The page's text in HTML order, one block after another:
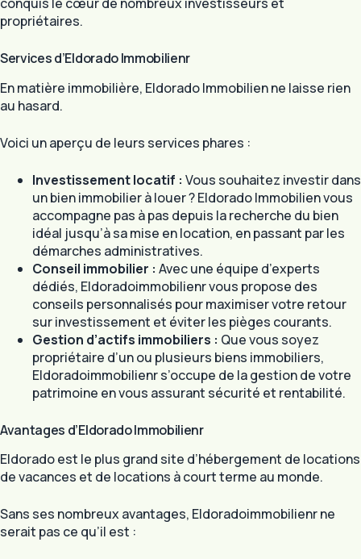
propriétaires.
Services d’Eldorado Immobilienr
En matière immobilière, Eldorado Immobilien ne laisse rien
au hasard.
Voici un aperçu de leurs services phares :
Investissement locatif : Vous souhaitez investir dans
un bien immobilier à louer ? Eldorado Immobilien vous
accompagne pas à pas depuis la recherche du bien
idéal jusqu’à sa mise en location, en passant par les
démarches administratives.
Conseil immobilier : Avec une équipe d’experts
dédiés, Eldoradoimmobilienr vous propose des
conseils personnalisés pour maximiser votre retour
sur investissement et éviter les pièges courants.
Gestion d’actifs immobiliers : Que vous soyez
propriétaire d’un ou plusieurs biens immobiliers,
Eldoradoimmobilienr s’occupe de la gestion de votre
patrimoine en vous assurant sécurité et rentabilité.
Avantages d’Eldorado Immobilienr
Eldorado est le plus grand site d’hébergement de locations
de vacances et de locations à court terme au monde.
Sans ses nombreux avantages, Eldoradoimmobilienr ne
serait pas ce qu’il est :